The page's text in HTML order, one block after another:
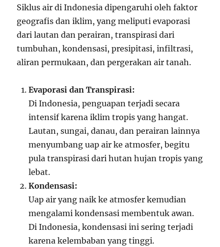
Siklus air di Indonesia dipengaruhi oleh faktor
geografis dan iklim, yang meliputi evaporasi
dari lautan dan perairan, transpirasi dari
tumbuhan, kondensasi, presipitasi, infiltrasi,
aliran permukaan, dan pergerakan air tanah.
Evaporasi dan Transpirasi:
Di Indonesia, penguapan terjadi secara
intensif karena iklim tropis yang hangat.
Lautan, sungai, danau, dan perairan lainnya
menyumbang uap air ke atmosfer, begitu
pula transpirasi dari hutan hujan tropis yang
lebat.
Kondensasi:
Uap air yang naik ke atmosfer kemudian
mengalami kondensasi membentuk awan.
Di Indonesia, kondensasi ini sering terjadi
karena kelembaban yang tinggi.